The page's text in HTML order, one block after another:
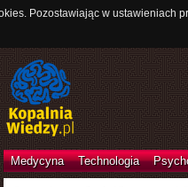
Pozostawiając w ustawieniach
Medycyna Technologia